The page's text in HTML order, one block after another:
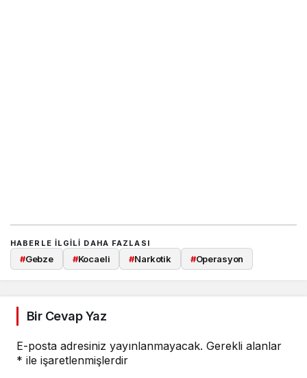
HABERLE ILGILI DAHA FAZLASI
#Gebze #Kocaeli #Narkotik #Operasyon
Bir Cevap Yaz
E-posta adresiniz yayınlanmayacak. Gerekli alanlar
* ile işaretlenmişlerdir